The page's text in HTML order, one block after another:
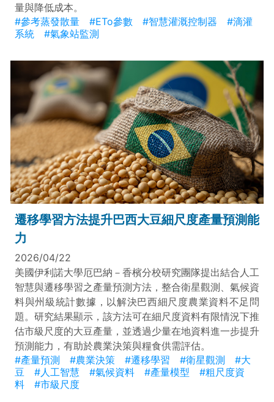
量與降低成本。
#參考蒸發散量
#ETo參數 #智慧灌溉控制器
#滴灌
系統
#氣象站監測
遷移學習方法提升巴西大豆細尺度產量預測能
力
2026/04/22
美國伊利諾大學厄巴納－香檳分校研究團隊提出結合人工
智慧與遷移學習之產量預測方法，整合衛星觀測、氣候資
料與州級統計數據，以解決巴西細尺度農業資料不足問
題。研究結果顯示，該方法可在細尺度資料有限情況下推
估市級尺度的大豆產量，並透過少量在地資料進一步提升
預測能力，有助於農業決策與糧食供需評估。
#產量預測
#農業決策 #遷移學習 #衛星觀測
#大
豆
#人工智慧 #氣候資料 #產量模型
#粗尺度資
料
#市級尺度